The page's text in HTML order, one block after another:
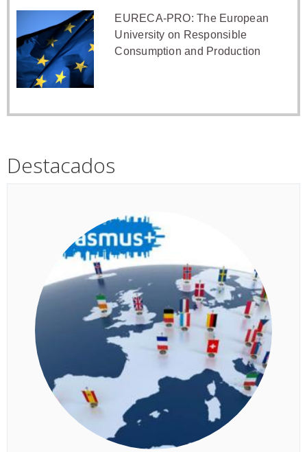
EURECA-PRO: The European
University on Responsible
Consumption and Production
Destacados